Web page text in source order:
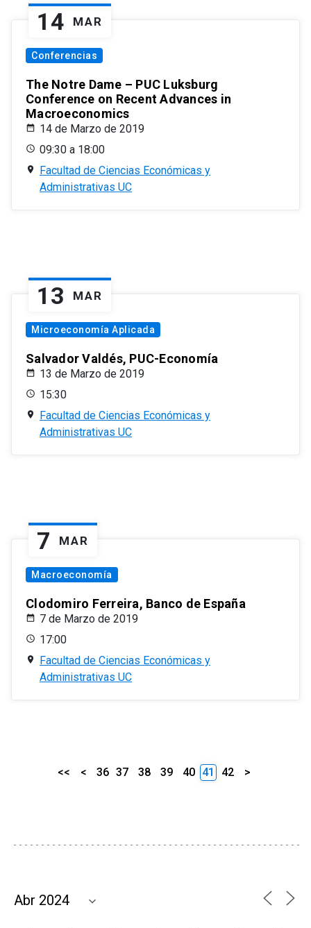
14 MAR
Conferencias
The Notre Dame – PUC Luksburg
Conference on Recent Advances in
Macroeconomics
14 de Marzo de 2019
09:30 a 18:00
Facultad de Ciencias Económicas y
Administrativas UC
13 MAR
Microeconomía Aplicada
Salvador Valdés, PUC-Economía
13 de Marzo de 2019
15:30
Facultad de Ciencias Económicas y
Administrativas UC
7 MAR
Macroeconomía
Clodomiro Ferreira, Banco de España
7 de Marzo de 2019
17:00
Facultad de Ciencias Económicas y
Administrativas UC
<< < 36 37 38 39 40 41 42 >